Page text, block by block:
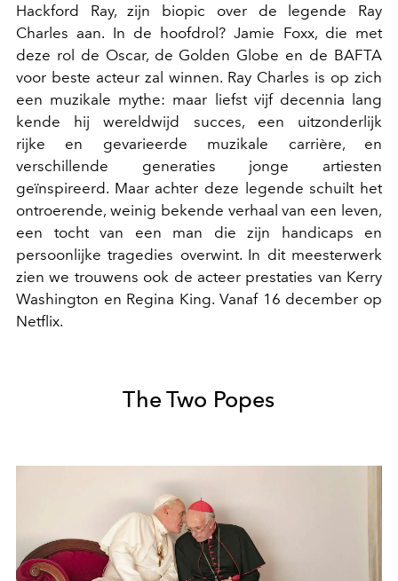
Hackford Ray, zijn biopic over de legende Ray
Charles aan. In de hoofdrol? Jamie Foxx, die met
deze rol de Oscar, de Golden Globe en de BAFTA
voor beste acteur zal winnen. Ray Charles is op zich
een muzikale mythe: maar liefst vijf decennia lang
kende hij wereldwijd succes, een uitzonderlijk
rijke en gevarieerde muzikale carrière, en
verschillende generaties jonge artiesten
geïnspireerd. Maar achter deze legende schuilt het
ontroerende, weinig bekende verhaal van een leven,
een tocht van een man die zijn handicaps en
persoonlijke tragedies overwint. In dit meesterwerk
zien we trouwens ook de acteer prestaties van Kerry
Washington en Regina King. Vanaf 16 december op
Netflix.
The Two Popes